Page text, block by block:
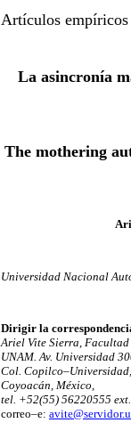
Artículos empíricos
La asincronía
The mothering
Universidad Nacional
Dirigir la
Ariel Vite Sierra,
UNAM. Av. Universidad
Col.
Coyoacán, México,
tel. +52(55) 56220555
correo–e: